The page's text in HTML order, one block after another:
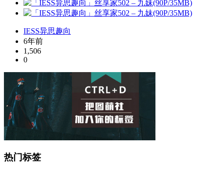
IESS异思趣向
6年前
1,506
0
热门标签